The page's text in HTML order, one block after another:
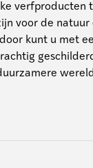
verfproducten
voor de natuur
kunt u met